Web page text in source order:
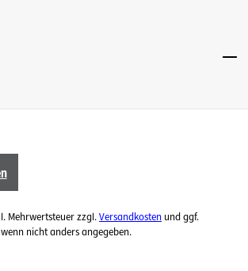
Mehrwertsteuer zzgl.Versandkosten und ggf.
nicht anders angegeben.